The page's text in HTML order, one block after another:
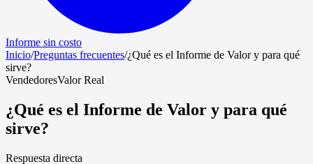
Informe sin costo
Inicio/Preguntas frecuentes/¿Qué es el Informe de Valor y para qué
sirve?
VendedoresValor Real
¿Qué es el Informe de Valor y para qué
sirve?
Respuesta directa